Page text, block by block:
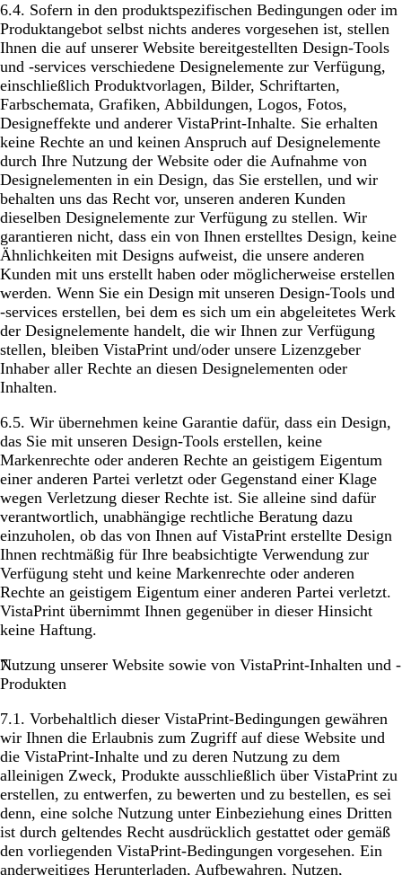
6.4. Sofern in den produktspezifischen Bedingungen oder im
Produktangebot selbst nichts anderes vorgesehen ist, stellen
Ihnen die auf unserer Website bereitgestellten Design-Tools
und -services verschiedene Designelemente zur Verfügung,
einschließlich Produktvorlagen, Bilder, Schriftarten,
Farbschemata, Grafiken, Abbildungen, Logos, Fotos,
Designeffekte und anderer VistaPrint-Inhalte. Sie erhalten
keine Rechte an und keinen Anspruch auf Designelemente
durch Ihre Nutzung der Website oder die Aufnahme von
Designelementen in ein Design, das Sie erstellen, und wir
behalten uns das Recht vor, unseren anderen Kunden
dieselben Designelemente zur Verfügung zu stellen. Wir
garantieren nicht, dass ein von Ihnen erstelltes Design, keine
Ähnlichkeiten mit Designs aufweist, die unsere anderen
Kunden mit uns erstellt haben oder möglicherweise erstellen
werden. Wenn Sie ein Design mit unseren Design-Tools und
-services erstellen, bei dem es sich um ein abgeleitetes Werk
der Designelemente handelt, die wir Ihnen zur Verfügung
stellen, bleiben VistaPrint und/oder unsere Lizenzgeber
Inhaber aller Rechte an diesen Designelementen oder
Inhalten.
6.5. Wir übernehmen keine Garantie dafür, dass ein Design,
das Sie mit unseren Design-Tools erstellen, keine
Markenrechte oder anderen Rechte an geistigem Eigentum
einer anderen Partei verletzt oder Gegenstand einer Klage
wegen Verletzung dieser Rechte ist. Sie alleine sind dafür
verantwortlich, unabhängige rechtliche Beratung dazu
einzuholen, ob das von Ihnen auf VistaPrint erstellte Design
Ihnen rechtmäßig für Ihre beabsichtigte Verwendung zur
Verfügung steht und keine Markenrechte oder anderen
Rechte an geistigem Eigentum einer anderen Partei verletzt.
VistaPrint übernimmt Ihnen gegenüber in dieser Hinsicht
keine Haftung.
Nutzung unserer Website sowie von VistaPrint-Inhalten und -
Produkten
7.1. Vorbehaltlich dieser VistaPrint-Bedingungen gewähren
wir Ihnen die Erlaubnis zum Zugriff auf diese Website und
die VistaPrint-Inhalte und zu deren Nutzung zu dem
alleinigen Zweck, Produkte ausschließlich über VistaPrint zu
erstellen, zu entwerfen, zu bewerten und zu bestellen, es sei
denn, eine solche Nutzung unter Einbeziehung eines Dritten
ist durch geltendes Recht ausdrücklich gestattet oder gemäß
den vorliegenden VistaPrint-Bedingungen vorgesehen. Ein
anderweitiges Herunterladen, Aufbewahren, Nutzen,